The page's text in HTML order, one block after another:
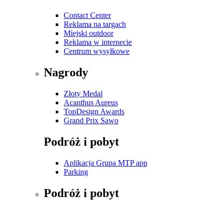
Contact Center
Reklama na targach
Miejski outdoor
Reklama w internecie
Centrum wysyłkowe
Nagrody
Złoty Medal
Acanthus Aureus
TopDesign Awards
Grand Prix Sawo
Podróż i pobyt
Aplikacja Grupa MTP app
Parking
Podróż i pobyt